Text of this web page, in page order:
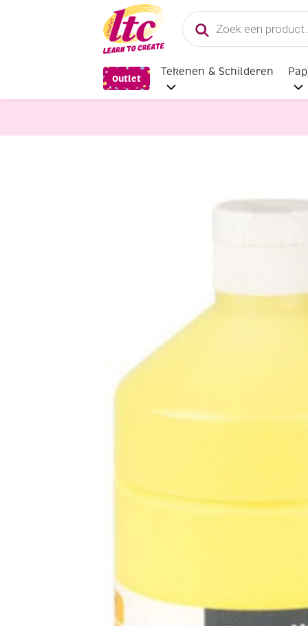
Producten
zoeken
Outlet
Tekenen & Schilderen
Basic-color